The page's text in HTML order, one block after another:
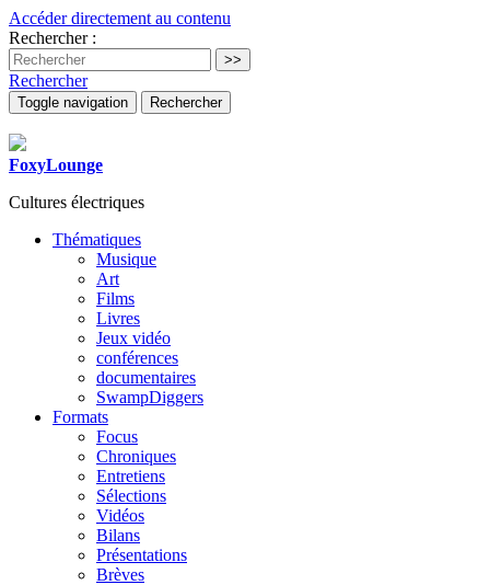
Accéder directement au contenu
Rechercher :
Rechercher
Toggle navigation Rechercher
FoxyLounge
Cultures électriques
Thématiques
Musique
Art
Films
Livres
Jeux vidéo
conférences
documentaires
SwampDiggers
Formats
Focus
Chroniques
Entretiens
Sélections
Vidéos
Bilans
Présentations
Brèves